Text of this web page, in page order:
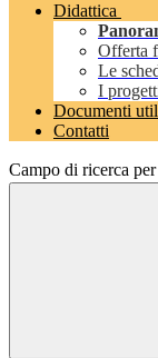
Didattica
Offerta
Le
I
Documenti
Contatti
Campo di ricerca